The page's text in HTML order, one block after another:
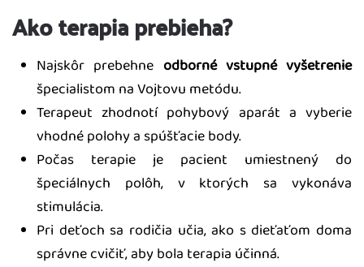
Ako terapia prebieha?
Najskôr prebehne odborné vstupné vyšetrenie
špecialistom na Vojtovu metódu.
Terapeut zhodnotí pohybový aparát a vyberie
vhodné polohy a spúšťacie body.
Počas terapie je pacient umiestnený do
špeciálnych polôh, v ktorých sa vykonáva
stimulácia.
Pri deťoch sa rodičia učia, ako s dieťaťom doma
správne cvičiť, aby bola terapia účinná.